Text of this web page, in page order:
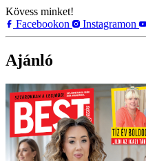
Kövess minket!
Facebookon
Instagramon
Ajánló